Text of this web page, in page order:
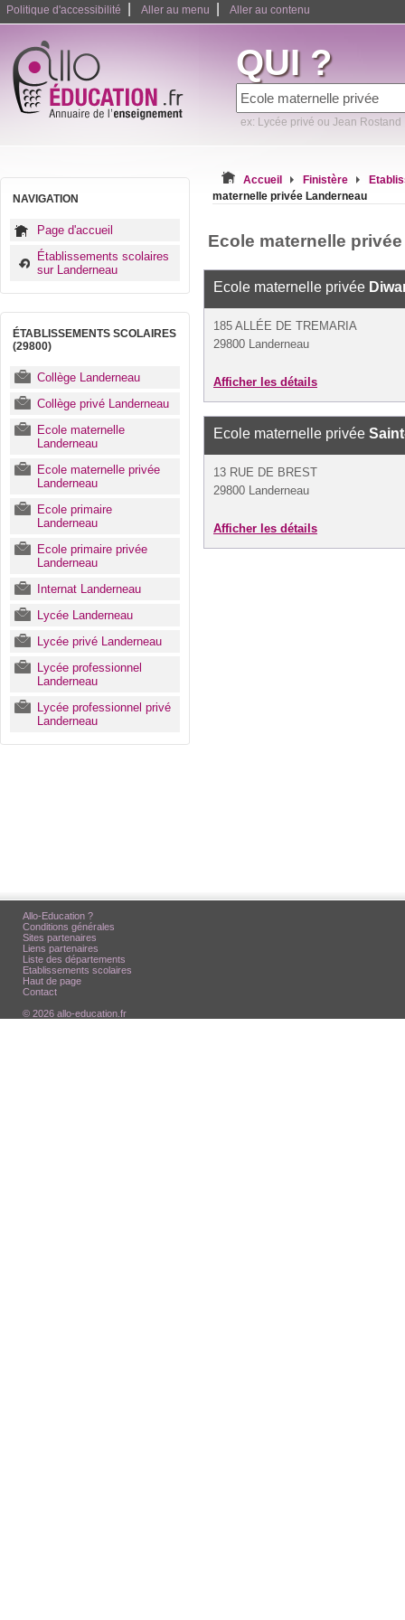
Politique d'accessibilité Aller au menu Aller au contenu
QUI ?
ex: Lycée privé ou Jean Rostand
NAVIGATION
Page d'accueil
Établissements scolaires
sur Landerneau
ÉTABLISSEMENTS SCOLAIRES
(29800)
Collège Landerneau
Collège privé Landerneau
Ecole maternelle
Landerneau
Ecole maternelle privée
Landerneau
Ecole primaire
Landerneau
Ecole primaire privée
Landerneau
Internat Landerneau
Lycée Landerneau
Lycée privé Landerneau
Lycée professionnel
Landerneau
Lycée professionnel privé
Landerneau
Accueil Finistère
maternelle privée Landerneau
Ecole maternelle
Ecole maternelle privée
185 ALLÉE DE TREMARIA
29800 Landerneau
Afficher les détails
Ecole maternelle privée
13 RUE DE BREST
29800 Landerneau
Afficher les détails
Allo-Education ?
Conditions générales
Sites partenaires
Liens partenaires
Liste des départements
Etablissements scolaires
Haut de page
Contact
© 2026 allo-education.fr